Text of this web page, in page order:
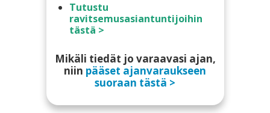
Tutustu
ravitsemusasiantuntijoihin
tästä >
Mikäli tiedät jo varaavasi ajan,
niin pääset ajanvaraukseen
suoraan tästä >